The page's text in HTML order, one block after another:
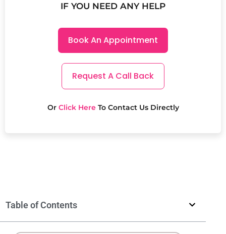
IF YOU NEED ANY HELP
Book An Appointment
Request A Call Back
OrClick HereTo Contact Us Directly
Table of Contents